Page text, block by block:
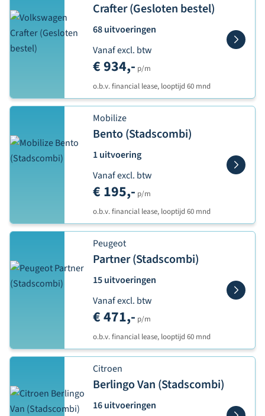
Crafter (Gesloten bestel)
68 uitvoeringen
Vanaf excl. btw
€ 934,- p/m
o.b.v. financial lease, looptijd 60 mnd
Mobilize
Bento (Stadscombi)
1 uitvoering
Vanaf excl. btw
€ 195,- p/m
o.b.v. financial lease, looptijd 60 mnd
Peugeot
Partner (Stadscombi)
15 uitvoeringen
Vanaf excl. btw
€ 471,- p/m
o.b.v. financial lease, looptijd 60 mnd
Citroen
Berlingo Van (Stadscombi)
16 uitvoeringen